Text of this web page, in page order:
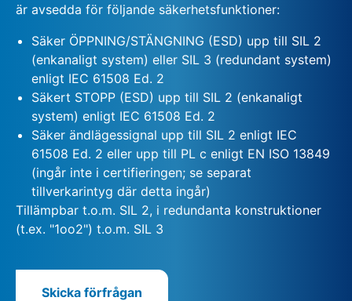
är avsedda för följande säkerhetsfunktioner:
Säker ÖPPNING/STÄNGNING (ESD) upp till SIL 2
(enkanaligt system) eller SIL 3 (redundant system)
enligt IEC 61508 Ed. 2
Säkert STOPP (ESD) upp till SIL 2 (enkanaligt
system) enligt IEC 61508 Ed. 2
Säker ändlägessignal upp till SIL 2 enligt IEC
61508 Ed. 2 eller upp till PL c enligt EN ISO 13849
(ingår inte i certifieringen; se separat
tillverkarintyg där detta ingår)
Tillämpbar t.o.m. SIL 2, i redundanta konstruktioner
(t.ex. "1oo2") t.o.m. SIL 3
Skicka förfrågan